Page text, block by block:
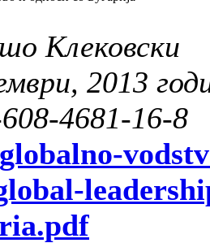
Клековски
2013
4681-16-8
globalno-